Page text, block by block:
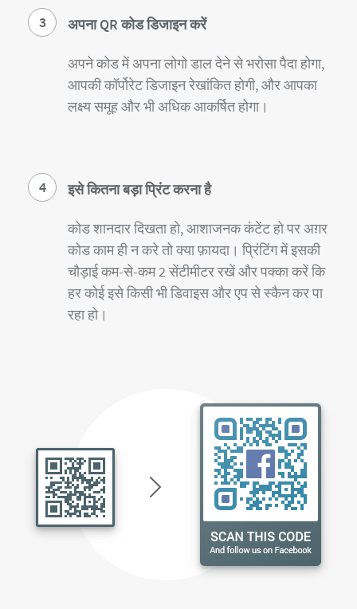
3 अपना QR कोड डिजाइन करें
अपने कोड में अपना लोगो डाल देने से भरोसा पैदा होगा,
आपकी कॉर्पोरेट डिजाइन रेखांकित होगी, और आपका
लक्ष्य समूह और भी अधिक आकर्षित होगा।
4 इसे कितना बड़ा प्रिंट करना है
कोड शानदार दिखता हो, आशाजनक कंटेंट हो पर अग़र
कोड काम ही न करे तो क्या फ़ायदा। प्रिंटिंग में इसकी
चौड़ाई कम-से-कम 2 सेंटीमीटर रखें और पक्का करें कि
हर कोई इसे किसी भी डिवाइस और एप से स्कैन कर पा
रहा हो।